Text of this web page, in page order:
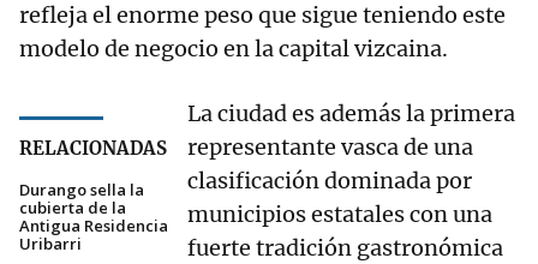
refleja el enorme peso que sigue teniendo este
modelo de negocio en la capital vizcaina.
RELACIONADAS
Durango sella la
cubierta de la
Antigua Residencia
Uribarri
La ciudad es además la primera
representante vasca de una
clasificación dominada por
municipios estatales con una
fuerte tradición gastronómica